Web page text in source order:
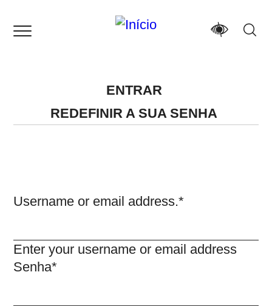
para
Separadores
primários
ENTRAR
REDEFINIR A SUA SENHA
Username or email address.
Enter your username or email address
Senha